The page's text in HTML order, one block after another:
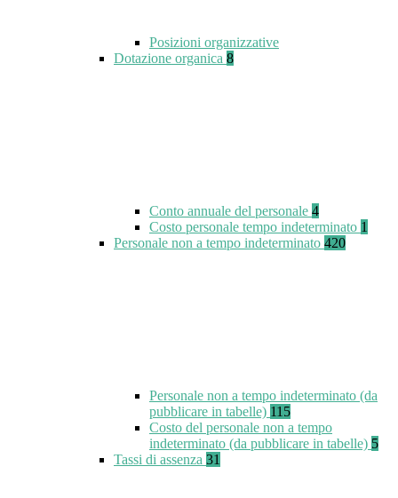
Posizioni organizzative
Dotazione organica 8
Conto annuale del personale 4
Costo personale tempo indeterminato 1
Personale non a tempo indeterminato 420
Personale non a tempo indeterminato (da
pubblicare in tabelle) 115
Costo del personale non a tempo
indeterminato (da pubblicare in tabelle) 5
Tassi di assenza 31